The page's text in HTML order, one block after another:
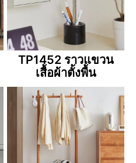
TP1452 ราวแขวน
เสื้อผ้าตั้งพื้น